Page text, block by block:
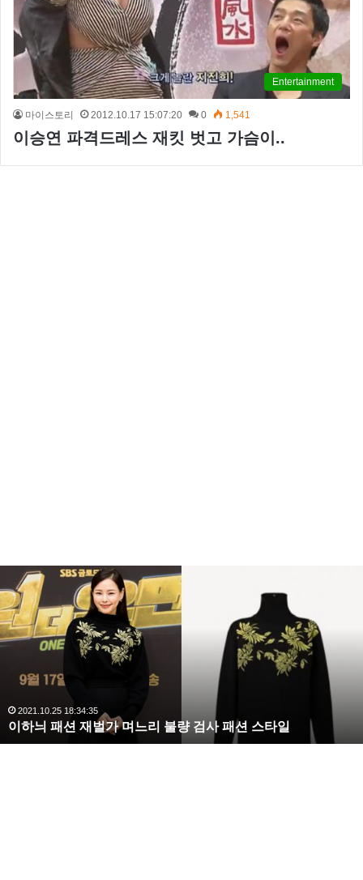
Entertainment
마이스토리 2012.10.17 15:07:20 0 1,541
이승연 파격드레스 재킷 벗고 가슴이..
하
늬
패
션
며
느
리
2021.10.25 18:34:35
이하늬 패션 재벌가 며느리 불량 검사 패션 스타일